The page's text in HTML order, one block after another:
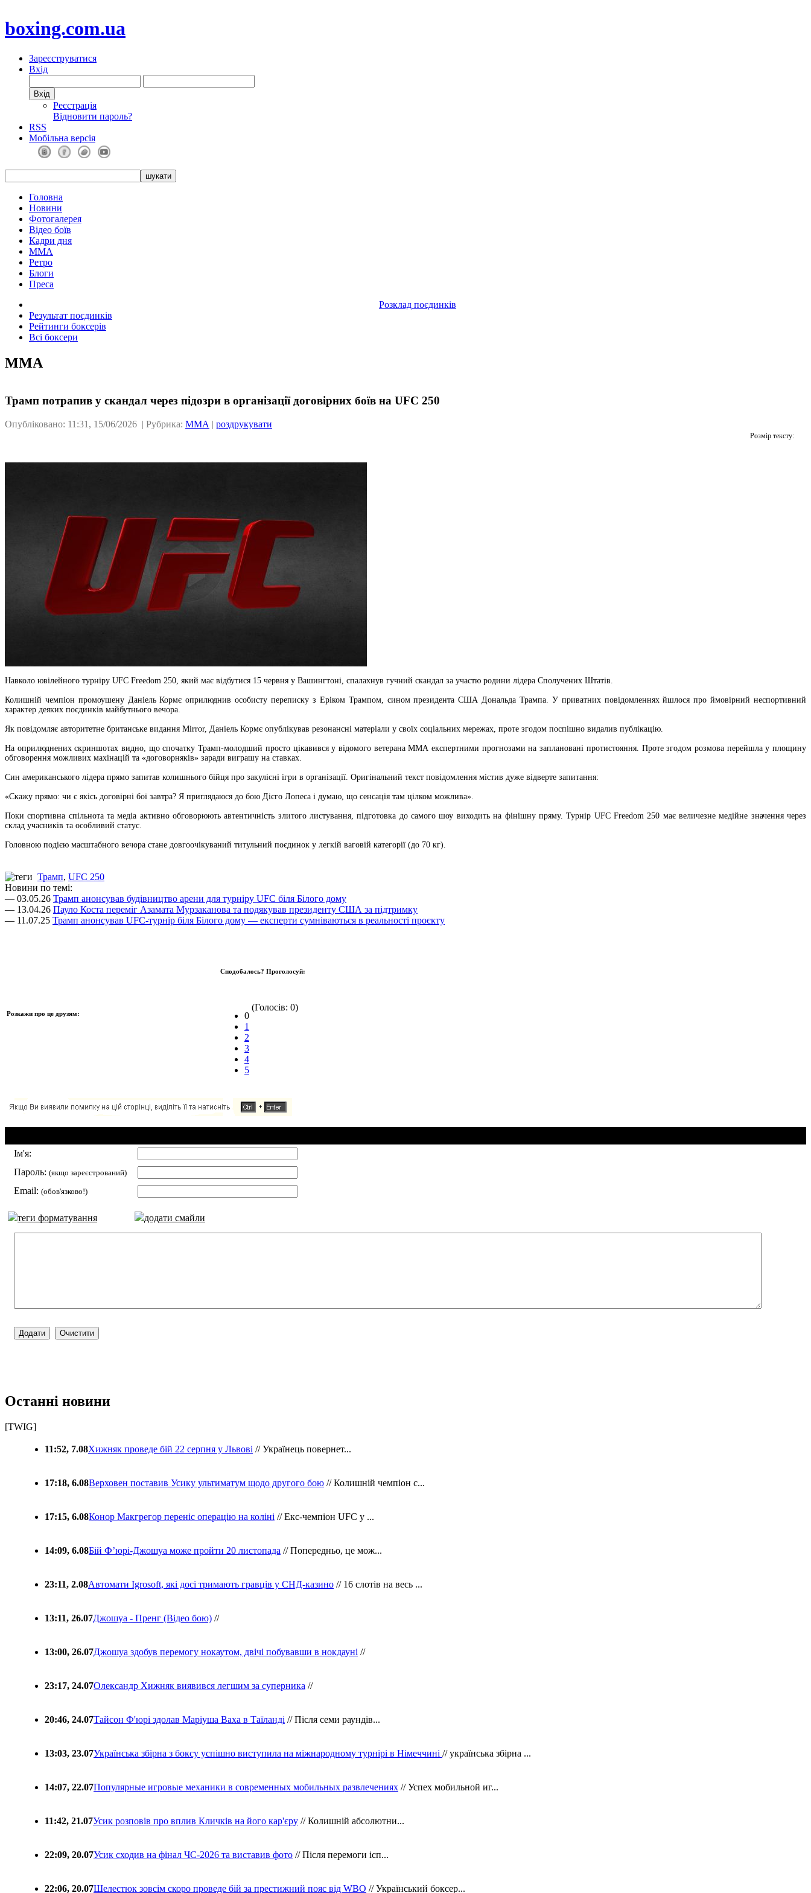
boxing.com.ua
Зареєструватися
Вхід
Реєстрація
Відновити пароль?
RSS
Мобільна версія
Головна
Новини
Фотогалерея
Відео боїв
Кадри дня
ММА
Ретро
Блоги
Преса
Розклад поєдинків
Результат поєдинків
Рейтинги боксерів
Всі боксери
ММА
Трамп потрапив у скандал через підозри в організації договірних боїв на UFC 250
Опубліковано: 11:31, 15/06/2026 | Рубрика: ММА | роздрукувати
Розмір тексту:
Навколо ювілейного турніру UFC Freedom 250, який має відбутися 15 червня у Вашингтоні, спалахнув гучний скандал за участю родини лідера Сполучених Штатів.
Колишній чемпіон промоушену Даніель Кормє оприлюднив особисту переписку з Еріком Трампом, сином президента США Дональда Трампа. У приватних повідомленнях йшлося про ймовірний неспортивний
характер деяких поєдинків майбутнього вечора.
Як повідомляє авторитетне британське видання Mirror, Даніель Кормє опублікував резонансні матеріали у своїх соціальних мережах, проте згодом поспішно видалив публікацію.
На оприлюднених скриншотах видно, що спочатку Трамп-молодший просто цікавився у відомого ветерана ММА експертними прогнозами на заплановані протистояння. Проте згодом розмова перейшла у площину
обговорення можливих махінацій та «договорняків» заради виграшу на ставках.
Син американського лідера прямо запитав колишнього бійця про закулісні ігри в організації. Оригінальний текст повідомлення містив дуже відверте запитання:
«Скажу прямо: чи є якісь договірні бої завтра? Я приглядаюся до бою Дієго Лопеса і думаю, що сенсація там цілком можлива».
Поки спортивна спільнота та медіа активно обговорюють автентичність злитого листування, підготовка до самого шоу виходить на фінішну пряму. Турнір UFC Freedom 250 має величезне медійне значення через
склад учасників та особливий статус.
Головною подією масштабного вечора стане довгоочікуваний титульний поєдинок у легкій ваговій категорії (до 70 кг).
Трамп, UFC 250
Новини по темі:
— 03.05.26 Трамп анонсував будівництво арени для турніру UFC біля Білого дому
— 13.04.26 Пауло Коста переміг Азамата Мурзаканова та подякував президенту США за підтримку
— 11.07.25 Трамп анонсував UFC-турнір біля Білого дому — експерти сумніваються в реальності проєкту
Розкажи про це друзям:
Сподобалось? Проголосуй:
0
1
2
3
4
5
(Голосів: 0)
Ім'я:
Пароль: (якщо зареєстрований)
Email: (обов'язково!)
теги форматування додати смайли
Останні новини
[TWIG]
11:52, 7.08Хижняк проведе бій 22 серпня у Львові // Українець повернет...
17:18, 6.08Верховен поставив Усику ультиматум щодо другого бою // Колишній чемпіон с...
17:15, 6.08Конор Макгрегор переніс операцію на коліні // Екс-чемпіон UFC у ...
14:09, 6.08Бій Ф’юрі-Джошуа може пройти 20 листопада // Попередньо, це мож...
23:11, 2.08Автомати Igrosoft, які досі тримають гравців у СНД-казино // 16 слотів на весь ...
13:11, 26.07Джошуа - Пренг (Відео бою) //
13:00, 26.07Джошуа здобув перемогу нокаутом, двічі побувавши в нокдауні //
23:17, 24.07Олександр Хижняк виявився легшим за суперника //
20:46, 24.07Тайсон Ф'юрі здолав Маріуша Ваха в Таїланді // Після семи раундів...
13:03, 23.07Українська збірна з боксу успішно виступила на міжнародному турнірі в Німеччині // українська збірна ...
14:07, 22.07Популярные игровые механики в современных мобильных развлечениях // Успех мобильной иг...
11:42, 21.07Усик розповів про вплив Кличків на його кар'єру // Колишній абсолютни...
22:09, 20.07Усик сходив на фінал ЧС-2026 та виставив фото // Після перемоги ісп...
22:06, 20.07Шелестюк зовсім скоро проведе бій за престижний пояс від WBO // Український боксер...